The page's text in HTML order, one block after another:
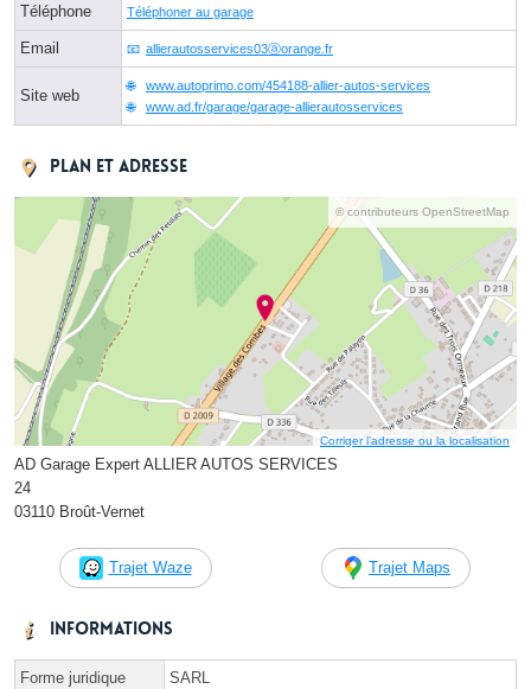
Téléphone Téléphoner au garage
Email allierautosservices03ⓐorange.fr
Site web
www.autoprimo.com/454188-allier-autos-services
www.ad.fr/garage/garage-allierautosservices
Plan et adresse
© contributeurs OpenStreetMap
Corriger l’adresse ou la localisation
AD Garage Expert ALLIER AUTOS SERVICES
24
03110 Broût-Vernet
Trajet Waze Trajet Maps
Informations
Forme juridique SARL